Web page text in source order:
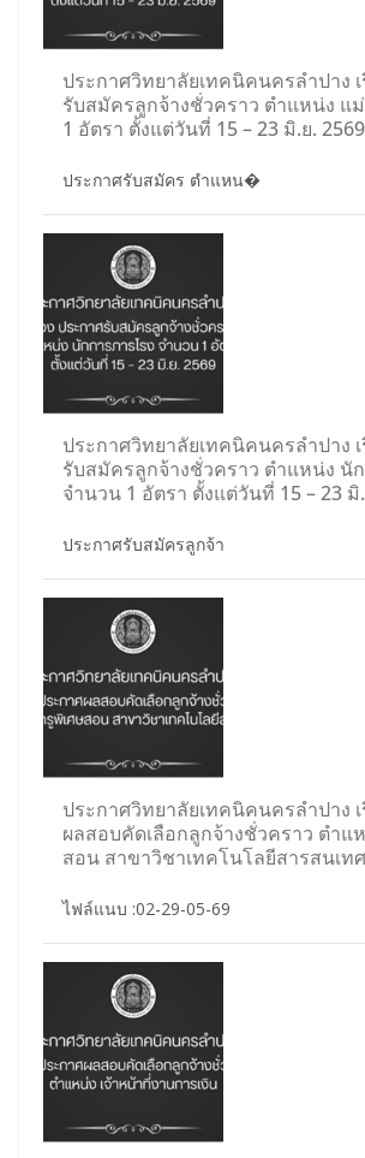
ประกาศวิทยาลัยเทคนิคนครลำปาง
รับสมัครลูกจ้างชั่วคราว ตำแหน่ง แ
1 อัตรา ตั้งแต่วันที่ 15 – 23 มิ.ย. 2569
ประกาศรับสมัคร ตำแหน�
ประกาศวิทยาลัยเทคนิคนครลำปาง
รับสมัครลูกจ้างชั่วคราว ตำแหน่ง นั
จำนวน 1 อัตรา ตั้งแต่วันที่ 15 – 23 มิ
ประกาศรับสมัครลูกจ้า
ประกาศวิทยาลัยเทคนิคนครลำปาง
ผลสอบคัดเลือกลูกจ้างชั่วคราว ตำแ
สอน สาขาวิชาเทคโนโลยีสารสนเทศ
ไฟล์แนบ :02-29-05-69